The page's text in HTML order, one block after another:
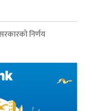
निर्णय